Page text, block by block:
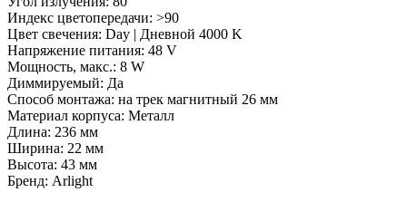
Индекс цветопередачи: >90
Цвет свечения: Day | Дневной 4000 K
Напряжение питания: 48 V
Мощность, макс.: 8 W
Диммируeмый: Да
Способ монтажа: на трек магнитный 26 мм
Материал корпуса: Металл
Длина: 236 мм
Ширина: 22 мм
Высота: 43 мм
Бренд: Arlight